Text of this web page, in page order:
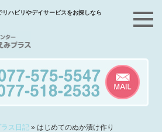
ハビリやデイサービスをお探しなら
ス日記 » はじめてのぬか漬け作り